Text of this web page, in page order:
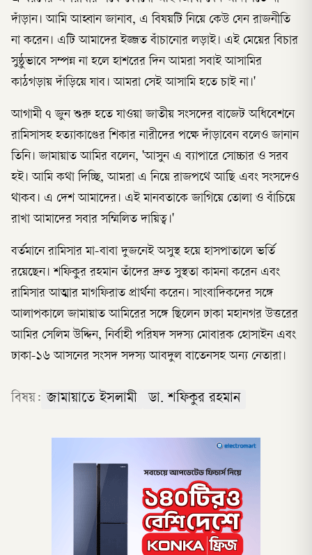
দাঁড়ান। আমি আহ্বান জানাব, এ বিষয়টি নিয়ে কেউ যেন রাজনীতি
না করেন। এটি আমাদের ইজ্জত বাঁচানোর লড়াই। এই মেয়ের বিচার
সুষ্ঠুভাবে সম্পন্ন না হলে হাশরের দিন আমরা সবাই আসামির
কাঠগড়ায় দাঁড়িয়ে যাব। আমরা সেই আসামি হতে চাই না।'
আগামী ৭ জুন শুরু হতে যাওয়া জাতীয় সংসদের বাজেট অধিবেশনে
রামিসাসহ হত্যাকাণ্ডের শিকার নারীদের পক্ষে দাঁড়াবেন বলেও জানান
তিনি। জামায়াত আমির বলেন, 'আসুন এ ব্যাপারে সোচ্চার ও সরব
হই। আমি কথা দিচ্ছি, আমরা এ নিয়ে রাজপথে আছি এবং সংসদেও
থাকব। এ দেশ আমাদের। এই মানবতাকে জাগিয়ে তোলা ও বাঁচিয়ে
রাখা আমাদের সবার সম্মিলিত দায়িত্ব।'
বর্তমানে রামিসার মা-বাবা দুজনেই অসুস্থ হয়ে হাসপাতালে ভর্তি
রয়েছেন। শফিকুর রহমান তাঁদের দ্রুত সুস্থতা কামনা করেন এবং
রামিসার আত্মার মাগফিরাত প্রার্থনা করেন। সাংবাদিকদের সঙ্গে
আলাপকালে জামায়াত আমিরের সঙ্গে ছিলেন ঢাকা মহানগর উত্তরের
আমির সেলিম উদ্দিন, নির্বাহী পরিষদ সদস্য মোবারক হোসাইন এবং
ঢাকা-১৬ আসনের সংসদ সদস্য আবদুল বাতেনসহ অন্য নেতারা।
বিষয়: জামায়াতে ইসলামী ডা. শফিকুর রহমান